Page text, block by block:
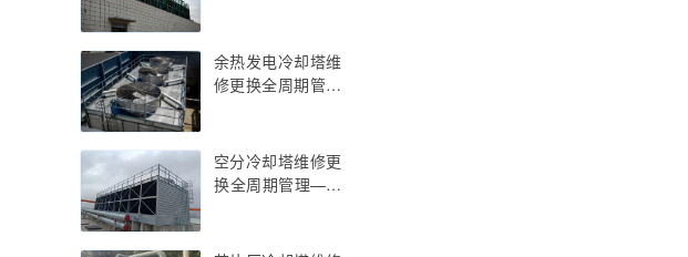
新与精密部件适配
指南，离心机冷却
余热发电冷却塔维
修更换全周期管理
创新与节能策略实
践指南，余热发电
空分冷却塔维修更
换全周期管理——